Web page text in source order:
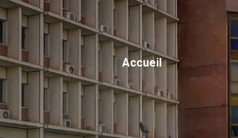
Fil
D'Ariane
Accueil